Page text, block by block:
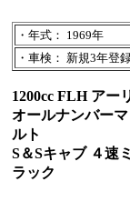
・年式： 1969年
・車検： 新規3年登
1200cc FLH アー
オールナンバー
ルト
S＆Sキャブ ４速
ラック